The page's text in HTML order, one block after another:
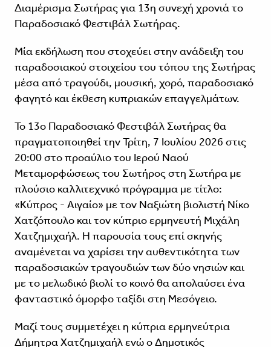
Διαμέρισμα Σωτήρας για 13η συνεχή χρονιά το
Παραδοσιακό Φεστιβάλ Σωτήρας.
Μία εκδήλωση που στοχεύει στην ανάδειξη του
παραδοσιακού στοιχείου του τόπου της Σωτήρας
μέσα από τραγούδι, μουσική, χορό, παραδοσιακό
φαγητό και έκθεση κυπριακών επαγγελμάτων.
Το 13ο Παραδοσιακό Φεστιβάλ Σωτήρας θα
πραγματοποιηθεί την Τρίτη, 7 Ιουλίου 2026 στις
20:00 στο προαύλιο του Ιερού Ναού
Μεταμορφώσεως του Σωτήρος στη Σωτήρα με
πλούσιο καλλιτεχνικό πρόγραμμα με τίτλο:
«Κύπρος - Αιγαίο» με τον Ναξιώτη βιολιστή Νίκο
Χατζόπουλο και τον κύπριο ερμηνευτή Μιχάλη
Χατζημιχαήλ. Η παρουσία τους επί σκηνής
αναμένεται να χαρίσει την αυθεντικότητα των
παραδοσιακών τραγουδιών των δύο νησιών και
με το μελωδικό βιολί το κοινό θα απολαύσει ένα
φανταστικό όμορφο ταξίδι στη Μεσόγειο.
Μαζί τους συμμετέχει η κύπρια ερμηνεύτρια
Δήμητρα Χατζημιχαήλ ενώ ο Δημοτικός